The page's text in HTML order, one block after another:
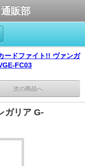
販部
ードファイト!! ヴァンガ
FC03
次の商品へ
ガリア G-